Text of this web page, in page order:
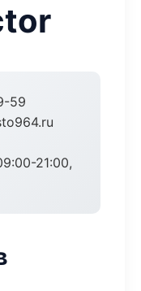
59
21:00,